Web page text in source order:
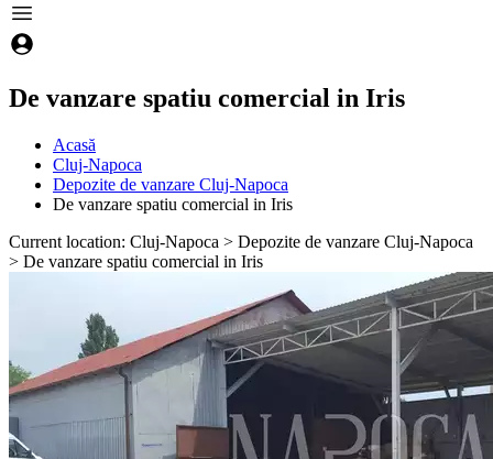
De vanzare spatiu comercial in Iris
Acasă
Cluj-Napoca
Depozite de vanzare Cluj-Napoca
De vanzare spatiu comercial in Iris
Current location: Cluj-Napoca > Depozite de vanzare Cluj-Napoca
> De vanzare spatiu comercial in Iris